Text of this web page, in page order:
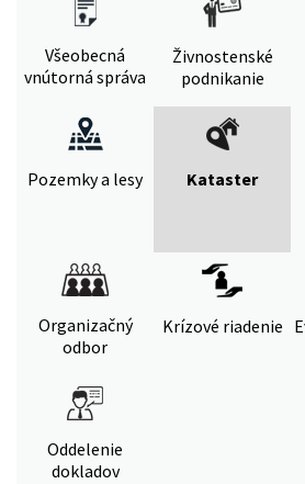
Všeobecná
vnútorná správa
Živnostenské
podnikanie
Pozemky a lesy Kataster
Organizačný
odbor
Krízové riadenie
Oddelenie
dokladov